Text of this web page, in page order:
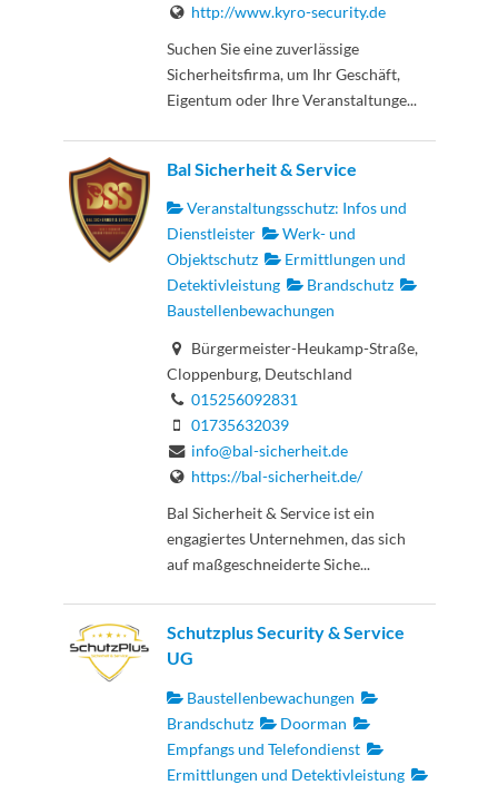
http://www.kyro-security.de
Suchen Sie eine zuverlässige
Sicherheitsfirma, um Ihr Geschäft,
Eigentum oder Ihre Veranstaltunge...
Bal Sicherheit & Service
Veranstaltungsschutz: Infos und
Dienstleister
Werk- und
Objektschutz
Ermittlungen und
Detektivleistung
Brandschutz
Baustellenbewachungen
Bürgermeister-Heukamp-Straße,
Cloppenburg, Deutschland
015256092831
01735632039
info@bal-sicherheit.de
https://bal-sicherheit.de/
Bal Sicherheit & Service ist ein
engagiertes Unternehmen, das sich
auf maßgeschneiderte Siche...
Schutzplus Security & Service
UG
Baustellenbewachungen
Brandschutz
Doorman
Empfangs und Telefondienst
Ermittlungen und Detektivleistung